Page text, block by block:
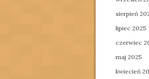
sierpień
lipiec 2025
czerwiec
maj 2025
kwiecień